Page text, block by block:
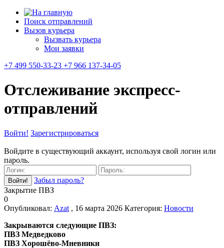
Поиск отправлений
Вызов курьера
Вызвать курьера
Мои заявки
+7 499 550-33-23 +7 966 137-34-05
Отслеживание экспресс-
отправлений
Войти! Зарегистрироваться
Войдите в существующий аккаунт, используя свой логин или
пароль.
Забыл пароль?
Закрытие ПВЗ
0
Опубликовал: Azat , 16 марта 2026 Категория: Новости
Закрываются следующие ПВЗ:
ПВЗ Медведково
ПВЗ Хорошёво-Мневники